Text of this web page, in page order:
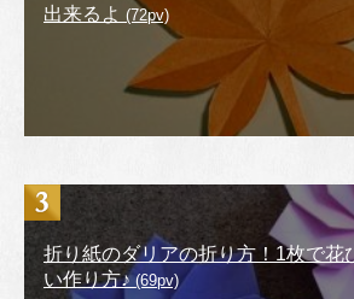
出来るよ (72pv)
折り紙のダリアの折り方！1枚で花
い作り方♪(69pv)